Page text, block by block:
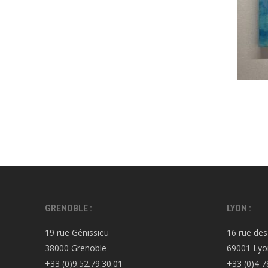
GRENOBLE :
19 rue Génissieu
38000 Grenoble
+33 (0)9.52.79.30.01
LYON :
16 rue
69001
+33 (0)4